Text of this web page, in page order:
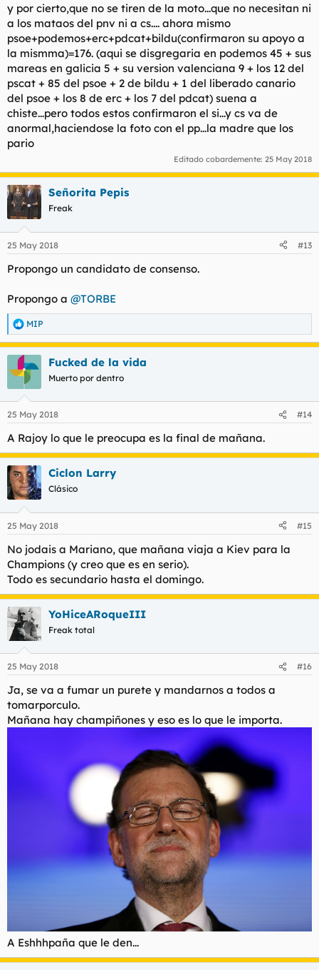
y por cierto,que no se tiren de la moto...que no necesitan ni
a los mataos del pnv ni a cs.... ahora mismo
psoe+podemos+erc+pdcat+bildu(confirmaron su apoyo a
la mismma)=176. (aqui se disgregaria en podemos 45 + sus
mareas en galicia 5 + su version valenciana 9 + los 12 del
pscat + 85 del psoe + 2 de bildu + 1 del liberado canario
del psoe + los 8 de erc + los 7 del pdcat) suena a
chiste...pero todos estos confirmaron el si...y cs va de
anormal,haciendose la foto con el pp...la madre que los
pario
Editado cobardemente: 25 May 2018
Señorita Pepis
Freak
25 May 2018 #13
Propongo un candidato de consenso.
Propongo a @TORBE
R
e
a
c
e
:
MIP
Fucked de la vida
Muerto por dentro
25 May 2018 #14
A Rajoy lo que le preocupa es la final de mañana.
Ciclon Larry
Clásico
25 May 2018 #15
No jodais a Mariano, que mañana viaja a Kiev para la
Champions (y creo que es en serio).
Todo es secundario hasta el domingo.
YoHiceARoqueIII
Freak total
25 May 2018 #16
Ja, se va a fumar un purete y mandarnos a todos a
tomarporculo.
Mañana hay champiñones y eso es lo que le importa.
A Eshhhpaña que le den...